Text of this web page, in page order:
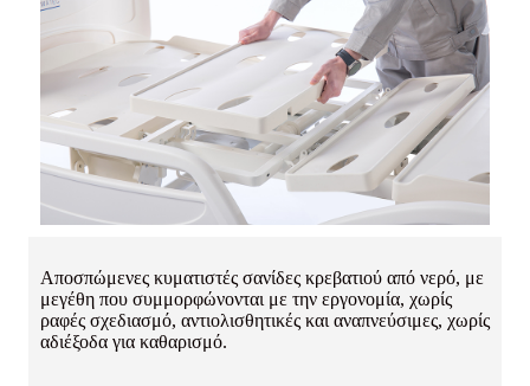
Αποσπώμενες κυματιστές σανίδες κρεβατιού από νερό, με
μεγέθη που συμμορφώνονται με την εργονομία, χωρίς
ραφές σχεδιασμό, αντιολισθητικές και αναπνεύσιμες, χωρίς
αδιέξοδα για καθαρισμό.